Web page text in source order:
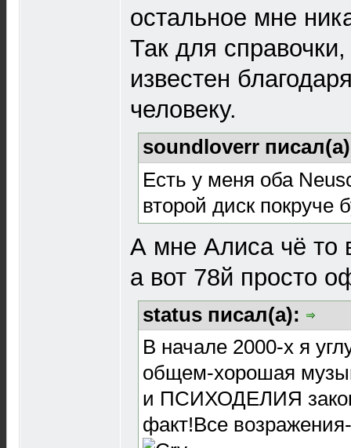
остальное мне
Так для
известен
человеку.
soundloverr
Есть у меня оба
второй диск покруче
А мне Алиса чё то
а вот 78й просто
status писал(а):
В начале 2000-х я
общем-хорошая
и ПСИХОДЕЛИЯ
факт!Все